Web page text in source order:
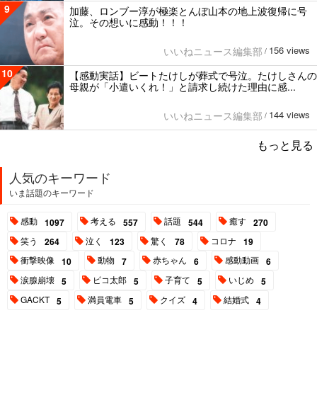
9
加藤、ロンブー淳が極楽とんぼ山本の地上波復帰に号
泣。その想いに感動！！！
いいねニュース編集部 / 156 views
10
【感動実話】ビートたけしが葬式で号泣。たけしさんの
母親が「小遣いくれ！」と請求し続けた理由に感...
いいねニュース編集部 / 144 views
もっと見る
人気のキーワード
いま話題のキーワード
感動 1097 考える 557 話題 544 癒す 270
笑う 264 泣く 123 驚く 78 コロナ 19
衝撃映像 10 動物 7 赤ちゃん 6 感動動画 6
涙腺崩壊 5 ピコ太郎 5 子育て 5 いじめ 5
GACKT 5 満員電車 5 クイズ 4 結婚式 4